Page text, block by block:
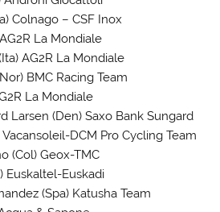
Colnago – CSF Inox
La Mondiale
AG2R La Mondiale
BMC Racing Team
La Mondiale
Larsen (Den) Saxo Bank Sungard
DCM Pro Cycling Team
(Col) Geox-TMC
Euskaltel-Euskadi
(Spa) Katusha Team